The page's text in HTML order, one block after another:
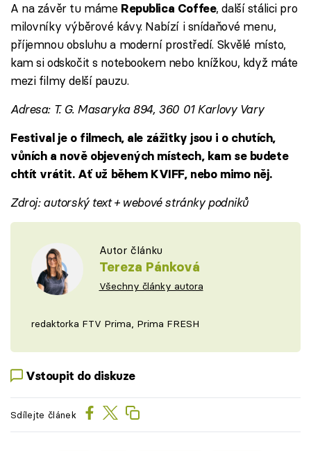
A na závěr tu máme Republica Coffee, další stálici pro
milovníky výběrové kávy. Nabízí i snídaňové menu,
příjemnou obsluhu a moderní prostředí. Skvělé místo,
kam si odskočit s notebookem nebo knížkou, když máte
mezi filmy delší pauzu.
Adresa: T. G. Masaryka 894, 360 01 Karlovy Vary
Festival je o filmech, ale zážitky jsou i o chutích,
vůních a nově objevených místech, kam se budete
chtít vrátit. Ať už během KVIFF, nebo mimo něj.
Zdroj: autorský text + webové stránky podniků
Autor článku
Tereza Pánková
Všechny články autora
redaktorka FTV Prima, Prima FRESH
Vstoupit do diskuze
Sdílejte článek